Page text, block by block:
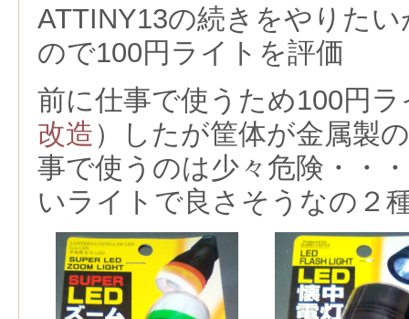
ATTINY13の続きをやりた
ので100円ライトを評価
前に仕事で使うため100円
改造 ）したが筐体が金属製
事で使うのは少々危険・・
いライトで良さそうなの２